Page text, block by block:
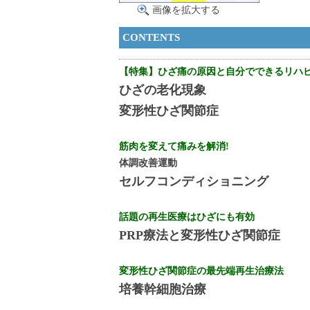
画像を拡大する
CONTENTS
【特集】ひざ痛の原因と自分でできるリハ
ひざの老化現象
変形性ひざ関節症
筋肉を変えて痛みを解消!
体調改善運動
セルフコンディショニング
話題の再生医療はひざにも有効
PRP療法と変形性ひざ関節症
変形性ひざ関節症の最先端再生治療法
培養幹細胞治療